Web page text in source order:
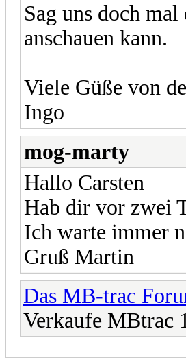
Sag uns doch
anschauen kann.
Viele Güße von
Ingo
mog-marty
Hallo Carsten
Hab dir vor zwei
Ich warte immer
Gruß Martin
Das MB-trac
Verkaufe MBtrac